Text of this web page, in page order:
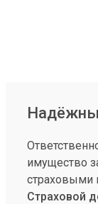
имущество
страховыми
Страховой